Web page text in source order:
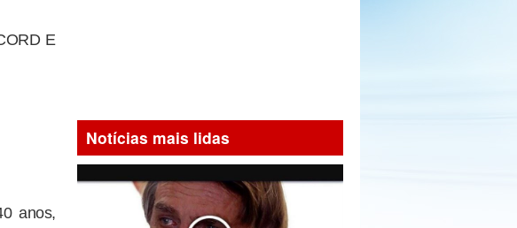
E
anos,
Notícias mais lidas